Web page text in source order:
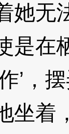
她无
在栖
’，
坐着